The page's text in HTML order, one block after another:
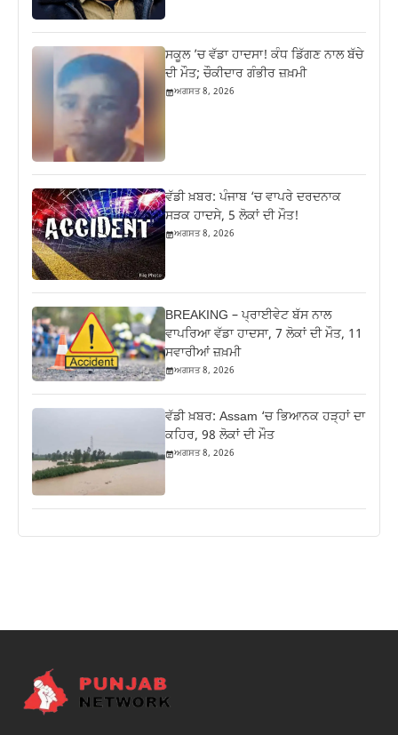
ਸਕੂਲ ’ਚ ਵੱਡਾ ਹਾਦਸਾ! ਕੰਧ ਡਿੱਗਣ ਨਾਲ ਬੱਚੇ
ਦੀ ਮੌਤ; ਚੌਕੀਦਾਰ ਗੰਭੀਰ ਜ਼ਖ਼ਮੀ
ਅਗਸਤ 8, 2026
ਵੱਡੀ ਖ਼ਬਰ: ਪੰਜਾਬ ‘ਚ ਵਾਪਰੇ ਦਰਦਨਾਕ
ਸੜਕ ਹਾਦਸੇ, 5 ਲੋਕਾਂ ਦੀ ਮੌਤ!
ਅਗਸਤ 8, 2026
BREAKING – ਪ੍ਰਾਈਵੇਟ ਬੱਸ ਨਾਲ
ਵਾਪਰਿਆ ਵੱਡਾ ਹਾਦਸਾ, 7 ਲੋਕਾਂ ਦੀ ਮੌਤ, 11
ਸਵਾਰੀਆਂ ਜ਼ਖ਼ਮੀ
ਅਗਸਤ 8, 2026
ਵੱਡੀ ਖ਼ਬਰ: Assam ‘ਚ ਭਿਆਨਕ ਹੜ੍ਹਾਂ ਦਾ
ਕਹਿਰ, 98 ਲੋਕਾਂ ਦੀ ਮੌਤ
ਅਗਸਤ 8, 2026